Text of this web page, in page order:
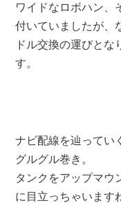
ワイドなロボハン、
付いていましたが、
ドル交換の運びとな
す。
ナビ配線を辿ってい
グルグル巻き。
タンクをアップマウ
に目立っちゃいます